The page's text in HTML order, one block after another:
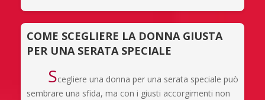
COME SCEGLIERE LA DONNA GIUSTA
PER UNA SERATA SPECIALE
Scegliere una donna per una serata speciale può
sembrare una sfida, ma con i giusti accorgimenti non